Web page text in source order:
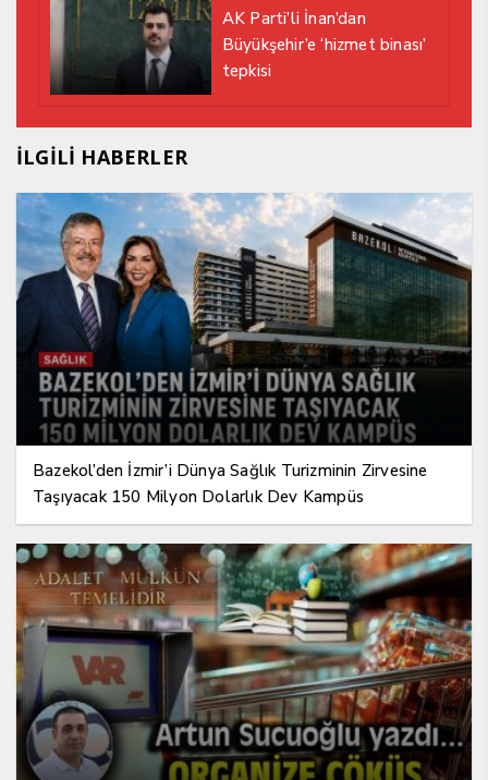
AK Parti’li İnan’dan
Büyükşehir’e ‘hizmet binası’
tepkisi
İLGİLİ HABERLER
Bazekol’den İzmir’i Dünya Sağlık Turizminin Zirvesine
Taşıyacak 150 Milyon Dolarlık Dev Kampüs